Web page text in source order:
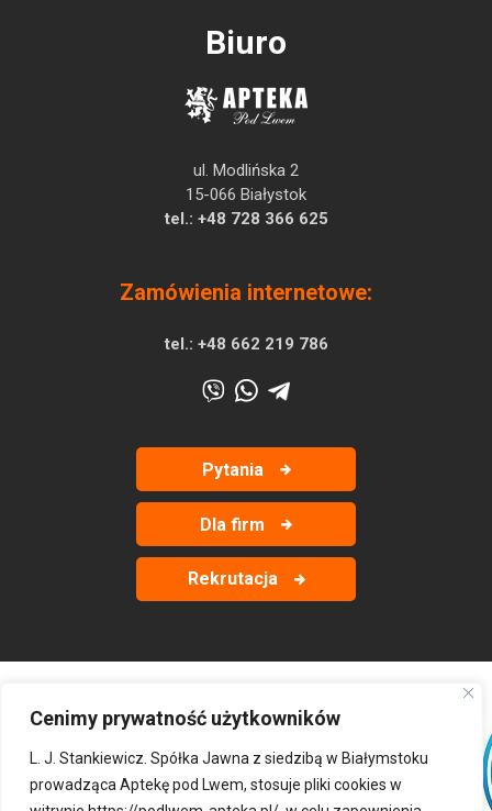
Cenimy prywatność użytkowników
L. J. Stankiewicz. Spółka Jawna z siedzibą w Białymstoku
prowadząca Aptekę pod Lwem, stosuje pliki cookies w
Biuro
ul. Modlińska 2
15-066 Białystok
tel.: +48 728 366 625
Zamówienia internetowe:
tel.: +48 662 219 786
Pytania
Dla firm
Rekrutacja
‹